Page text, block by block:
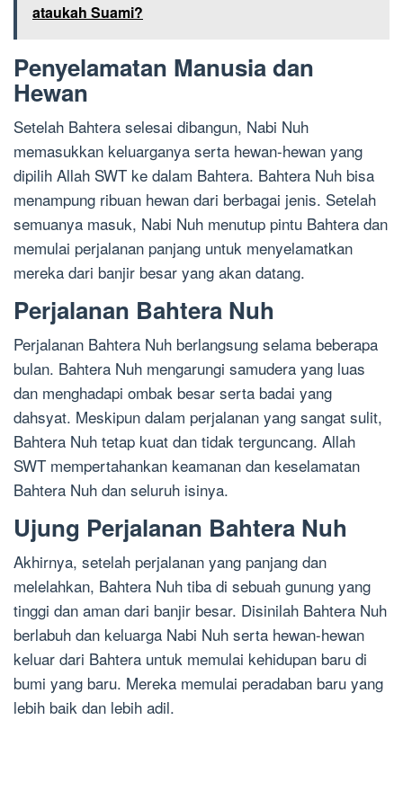
ataukah Suami?
Penyelamatan Manusia dan
Hewan
Setelah Bahtera selesai dibangun, Nabi Nuh
memasukkan keluarganya serta hewan-hewan yang
dipilih Allah SWT ke dalam Bahtera. Bahtera Nuh bisa
menampung ribuan hewan dari berbagai jenis. Setelah
semuanya masuk, Nabi Nuh menutup pintu Bahtera dan
memulai perjalanan panjang untuk menyelamatkan
mereka dari banjir besar yang akan datang.
Perjalanan Bahtera Nuh
Perjalanan Bahtera Nuh berlangsung selama beberapa
bulan. Bahtera Nuh mengarungi samudera yang luas
dan menghadapi ombak besar serta badai yang
dahsyat. Meskipun dalam perjalanan yang sangat sulit,
Bahtera Nuh tetap kuat dan tidak terguncang. Allah
SWT mempertahankan keamanan dan keselamatan
Bahtera Nuh dan seluruh isinya.
Ujung Perjalanan Bahtera Nuh
Akhirnya, setelah perjalanan yang panjang dan
melelahkan, Bahtera Nuh tiba di sebuah gunung yang
tinggi dan aman dari banjir besar. Disinilah Bahtera Nuh
berlabuh dan keluarga Nabi Nuh serta hewan-hewan
keluar dari Bahtera untuk memulai kehidupan baru di
bumi yang baru. Mereka memulai peradaban baru yang
lebih baik dan lebih adil.